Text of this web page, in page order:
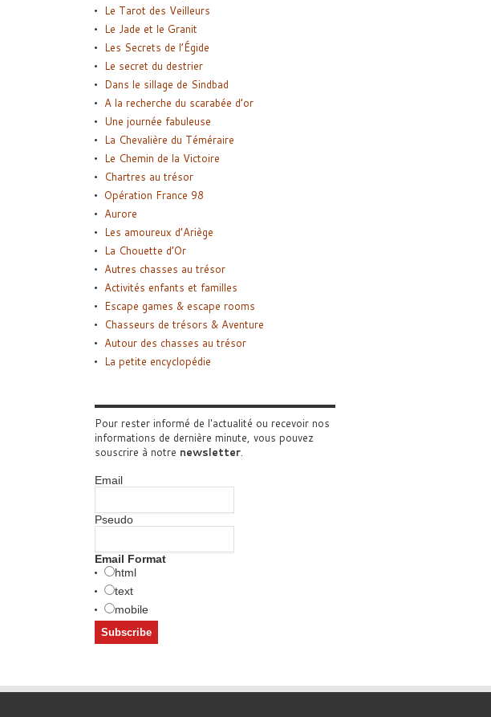
Le Tarot des Veilleurs
Le Jade et le Granit
Les Secrets de l’Égide
Le secret du destrier
Dans le sillage de Sindbad
A la recherche du scarabée d’or
Une journée fabuleuse
La Chevalière du Téméraire
Le Chemin de la Victoire
Chartres au trésor
Opération France 98
Aurore
Les amoureux d’Ariège
La Chouette d’Or
Autres chasses au trésor
Activités enfants et familles
Escape games & escape rooms
Chasseurs de trésors & Aventure
Autour des chasses au trésor
La petite encyclopédie
Pour rester informé de l'actualité ou recevoir nos
informations de dernière minute, vous pouvez
souscrire à notre newsletter.
Email
Pseudo
Email Format
html
text
mobile